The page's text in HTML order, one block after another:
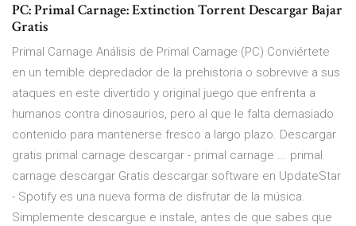
PC: Primal Carnage: Extinction Torrent Descargar Bajar
Gratis
Primal Carnage Análisis de Primal Carnage (PC) Conviértete
en un temible depredador de la prehistoria o sobrevive a sus
ataques en este divertido y original juego que enfrenta a
humanos contra dinosaurios, pero al que le falta demasiado
contenido para mantenerse fresco a largo plazo. Descargar
gratis primal carnage descargar - primal carnage ... primal
carnage descargar Gratis descargar software en UpdateStar
- Spotify es una nueva forma de disfrutar de la música.
Simplemente descargue e instale, antes de que sabes que